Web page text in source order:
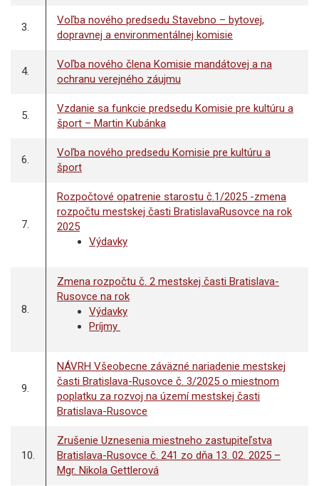
3.
Voľba nového predsedu Stavebno – bytovej,
dopravnej a environmentálnej komisie
4.
Voľba nového člena Komisie mandátovej a na
ochranu verejného záujmu
5.
Vzdanie sa funkcie predsedu Komisie pre kultúru a
šport – Martin Kubánka
6.
Voľba nového predsedu Komisie pre kultúru a
šport
7.
Rozpočtové opatrenie starostu č.1/2025 -zmena
rozpočtu mestskej časti BratislavaRusovce na rok
2025
Výdavky
8.
Zmena rozpočtu č. 2 mestskej časti Bratislava-
Rusovce na rok
Výdavky
Príjmy
9.
NÁVRH Všeobecne záväzné nariadenie mestskej
časti Bratislava-Rusovce č. 3/2025 o miestnom
poplatku za rozvoj na území mestskej časti
Bratislava-Rusovce
10.
Zrušenie Uznesenia miestneho zastupiteľstva
Bratislava-Rusovce č. 241 zo dňa 13. 02. 2025 –
Mgr. Nikola Gettlerová